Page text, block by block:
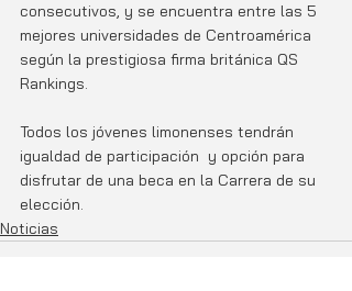
consecutivos, y se encuentra entre las 5
mejores universidades de Centroamérica
según la prestigiosa firma británica QS
Rankings.
Todos los jóvenes limonenses tendrán
igualdad de participación  y opción para
disfrutar de una beca en la Carrera de su
elección.
Noticias